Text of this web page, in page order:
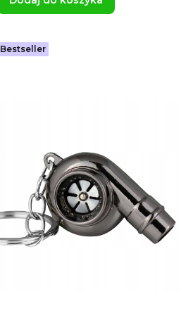
Bestseller